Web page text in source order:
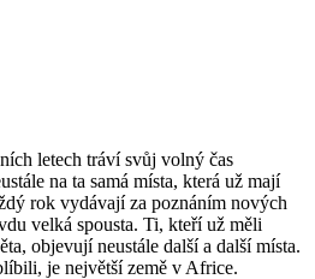
letech tráví svůj volný čas
na ta samá místa, která už mají
rok vydávají za poznáním nových
velká spousta. Ti, kteří už měli
objevují neustále další a další místa.
je největší země v Africe.